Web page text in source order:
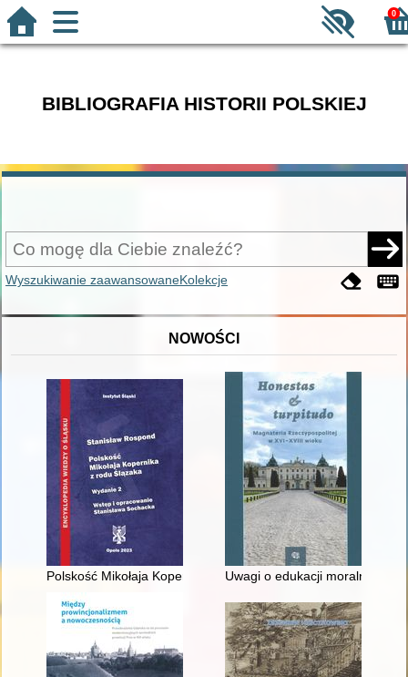
0
BIBLIOGRAFIA HISTORII POLSKIEJ
Wyszukiwanie zaawansowaneKolekcje
NOWOŚCI
Polskość Mikołaja Kopernika z rodu ŚlązakaUwagi o edukacji moralnej